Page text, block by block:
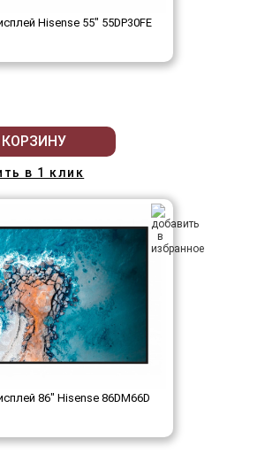
Hisense 55" 55DP30FE
КОРЗИНУ
в 1 клик
86" Hisense 86DM66D